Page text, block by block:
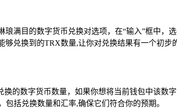
琅满目的数字货币兑换对选项，在“输入”框中
兑换到的TRX数量,让你对兑换结果有一个初步
换的数字货币数量，如果你想将当前钱包中该
括兑换数量和汇率,确保它们符合你的预期。